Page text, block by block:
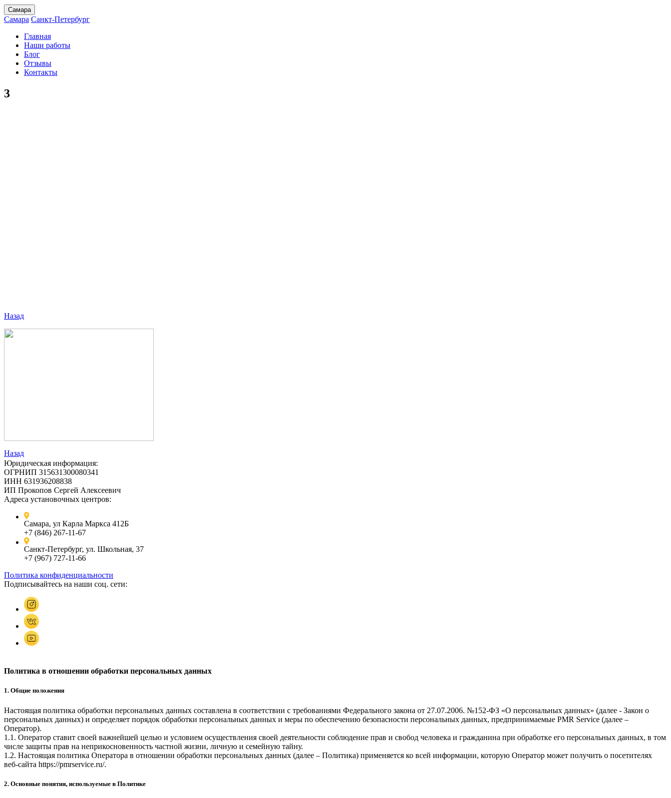
Самара
Самара Санкт-Петербург
Главная
Наши работы
Блог
Отзывы
Контакты
3
Назад
Назад
Юридическая информация:
ОГРНИП 315631300080341
ИНН 631936208838
ИП Прокопов Сергей Алексеевич
Адреса установочных центров:
Самара, ул Карла Маркса 412Б
+7 (846) 267-11-67
Санкт-Петербург, ул. Школьная, 37
+7 (967) 727-11-66
Политика конфиденциальности
Подписывайтесь на наши соц. сети:
Политика в отношении обработки персональных данных
1. Общие положения
Настоящая политика обработки персональных данных составлена в соответствии с требованиями Федерального закона от 27.07.2006. №152-ФЗ «О персональных данных» (далее - Закон о
персональных данных) и определяет порядок обработки персональных данных и меры по обеспечению безопасности персональных данных, предпринимаемые PMR Service (далее –
Оператор).
1.1. Оператор ставит своей важнейшей целью и условием осуществления своей деятельности соблюдение прав и свобод человека и гражданина при обработке его персональных данных, в том
числе защиты прав на неприкосновенность частной жизни, личную и семейную тайну.
1.2. Настоящая политика Оператора в отношении обработки персональных данных (далее – Политика) применяется ко всей информации, которую Оператор может получить о посетителях
веб-сайта https://pmrservice.ru/.
2. Основные понятия, используемые в Политике